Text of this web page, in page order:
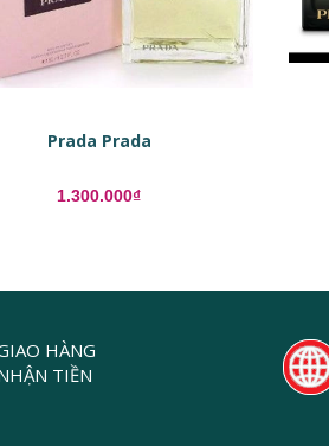
Prada Prada
1.300.000₫
HÀNG
TIỀN